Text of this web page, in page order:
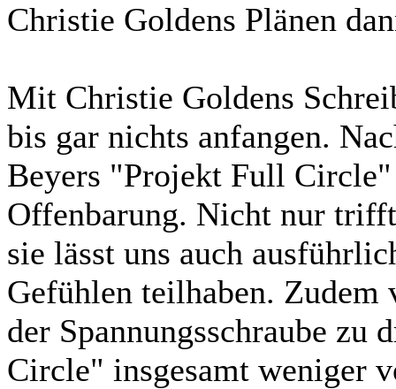
Christie Goldens Plänen
Mit Christie Goldens
bis gar nichts anfangen.
Beyers "Projekt Full
Offenbarung. Nicht nur
sie lässt uns auch
Gefühlen teilhaben. Zudem
der Spannungsschraube zu
Circle" insgesamt weniger